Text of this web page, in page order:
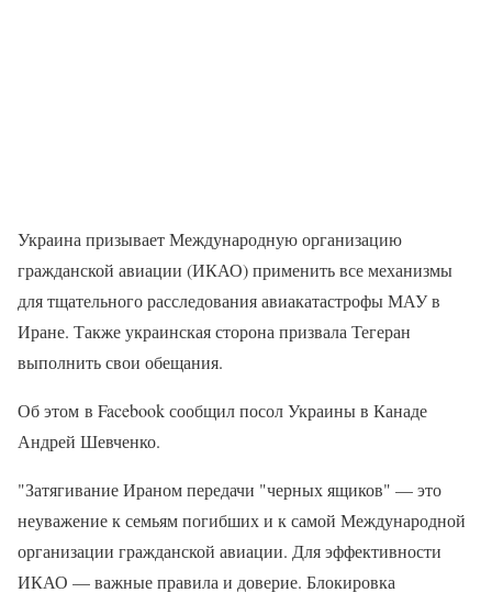
Украина призывает Международную организацию
гражданской авиации (ИКАО) применить все механизмы
для тщательного расследования авиакатастрофы МАУ в
Иране. Также украинская сторона призвала Тегеран
выполнить свои обещания.
Об этом в Facebook сообщил посол Украины в Канаде
Андрей Шевченко.
"Затягивание Ираном передачи "черных ящиков" — это
неуважение к семьям погибших и к самой Международной
организации гражданской авиации. Для эффективности
ИКАО — важные правила и доверие. Блокировка